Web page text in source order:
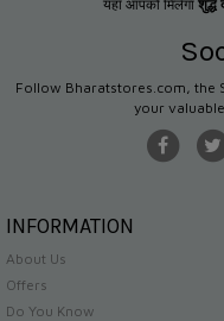
यहाँ आपको मिलेगा शुद्ध
Follow Bharatstores.com, the
your
INFORMATION
About Us
Offers
Do You Know